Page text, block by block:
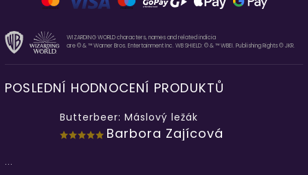
WIZARDING WORLD characters, names and related indicia
are © & ™ Warner Bros. Entertainment Inc. WB SHIELD: © & ™ WBEI. Publishing Rights © JKR.
POSLEDNÍ HODNOCENÍ PRODUKTŮ
Butterbeer: Máslový ležák
Barbora Zajícová
...